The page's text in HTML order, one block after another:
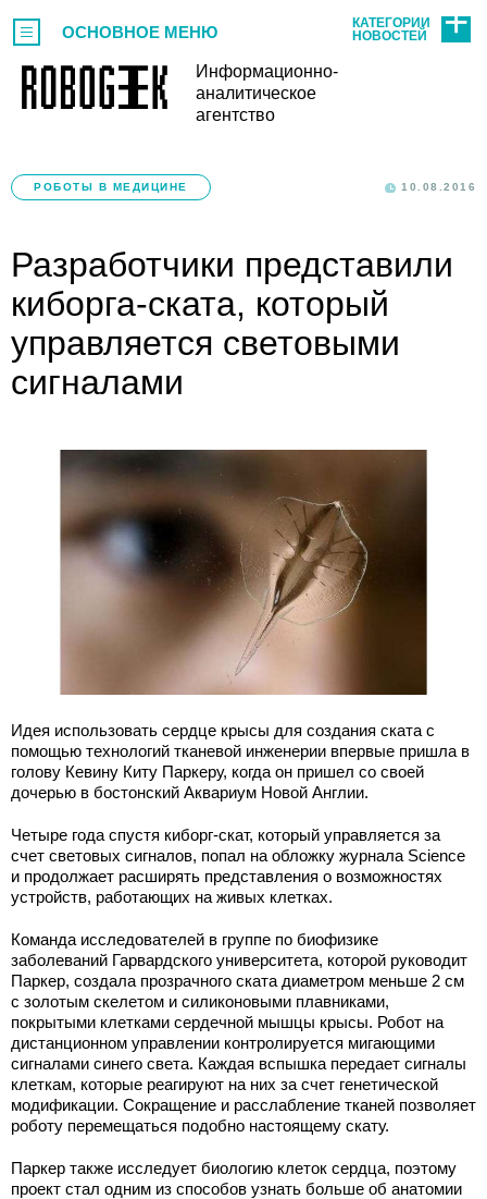
Информационно-
аналитическое
агентство
ОСНОВНОЕ МЕНЮ
КАТЕГОРИИ
НОВОСТЕЙ
РОБОТЫ В МЕДИЦИНЕ 10.08.2016
Разработчики представили
киборга-ската, который
управляется световыми
сигналами
Идея использовать сердце крысы для создания ската с
помощью технологий тканевой инженерии впервые пришла в
голову Кевину Киту Паркеру, когда он пришел со своей
дочерью в бостонский Аквариум Новой Англии.
Четыре года спустя киборг-скат, который управляется за
счет световых сигналов, попал на обложку журнала Science
и продолжает расширять представления о возможностях
устройств, работающих на живых клетках.
Команда исследователей в группе по биофизике
заболеваний Гарвардского университета, которой руководит
Паркер, создала прозрачного ската диаметром меньше 2 см
с золотым скелетом и силиконовыми плавниками,
покрытыми клетками сердечной мышцы крысы. Робот на
дистанционном управлении контролируется мигающими
сигналами синего света. Каждая вспышка передает сигналы
клеткам, которые реагируют на них за счет генетической
модификации. Сокращение и расслабление тканей позволяет
роботу перемещаться подобно настоящему скату.
Паркер также исследует биологию клеток сердца, поэтому
проект стал одним из способов узнать больше об анатомии